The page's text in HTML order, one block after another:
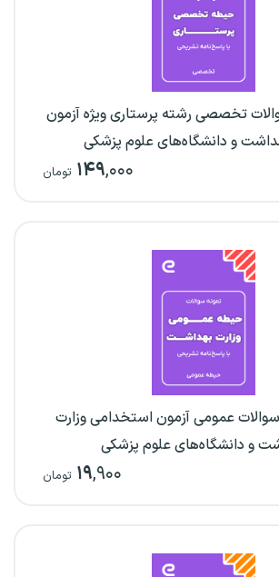
تخصصی رشته پرستاری ویژه آزمون
و دانشگاه‌های علوم پزشکی
۱۴۹,۰۰۰ تومان
سوالات عمومی آزمون استخدامی وزارت
و دانشگاه‌های علوم پزشکی
۱۹,۹۰۰ تومان